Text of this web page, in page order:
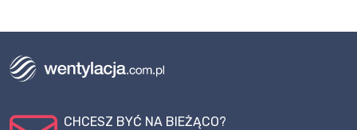
CHCESZ BYĆ NA BIEŻĄCO?